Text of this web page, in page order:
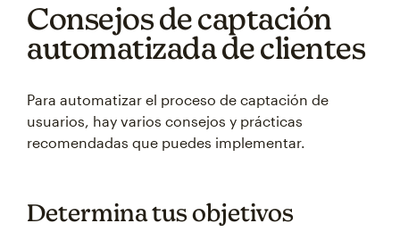
Consejos de captación
automatizada de clientes
Para automatizar el proceso de captación de
usuarios, hay varios consejos y prácticas
recomendadas que puedes implementar.
Determina tus objetivos